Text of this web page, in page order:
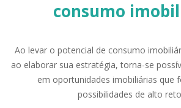
consumo
Ao levar o potencial de consumo
ao elaborar sua estratégia, torna-se
em oportunidades imobiliárias que
possibilidades de alto